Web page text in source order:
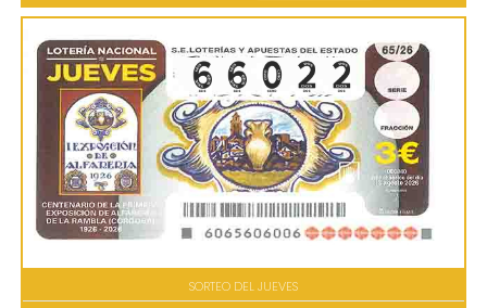
SORTEO DEL JUEVES